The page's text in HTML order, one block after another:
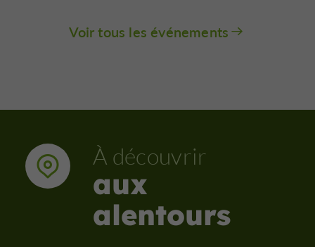
Voir tous les événements
À découvrir
aux
alentours